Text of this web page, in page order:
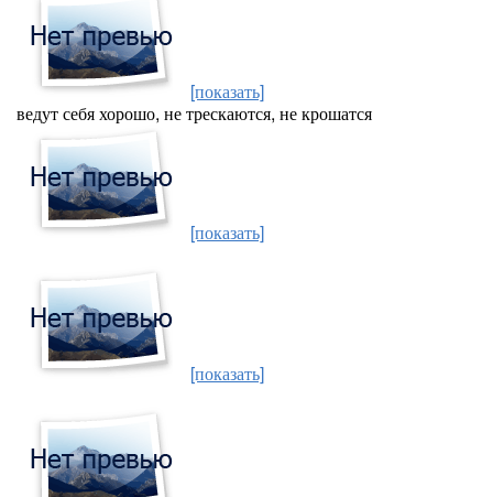
[показать]
ведут себя хорошо, не трескаются, не крошатся
[показать]
[показать]